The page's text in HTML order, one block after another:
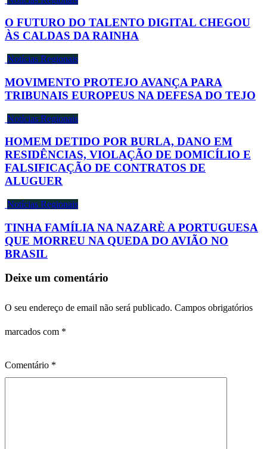
O FUTURO DO TALENTO DIGITAL CHEGOU
ÀS CALDAS DA RAINHA
Notícias Regionais
MOVIMENTO PROTEJO AVANÇA PARA
TRIBUNAIS EUROPEUS NA DEFESA DO TEJO
Notícias Regionais
HOMEM DETIDO POR BURLA, DANO EM
RESIDÊNCIAS, VIOLAÇÃO DE DOMICÍLIO E
FALSIFICAÇÃO DE CONTRATOS DE
ALUGUER
Notícias Regionais
TINHA FAMÍLIA NA NAZARÈ A PORTUGUESA
QUE MORREU NA QUEDA DO AVIÃO NO
BRASIL
Deixe um comentário
O seu endereço de email não será publicado. Campos obrigatórios
marcados com *
Comentário *